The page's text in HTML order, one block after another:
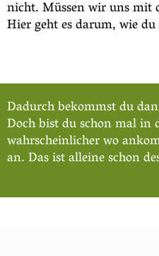
nicht. Müssen wir uns mit
Hier geht es darum, wie
Dadurch bekommst du
Doch bist du schon mal in
wahrscheinlicher wo
an. Das ist alleine schon